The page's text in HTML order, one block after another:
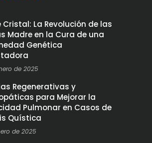
Cristal: La Revolución de las
Madre en la Cura de una
Genética
de 2025
Regenerativas y
para Mejorar la
Pulmonar en Casos de
Quística
de 2025